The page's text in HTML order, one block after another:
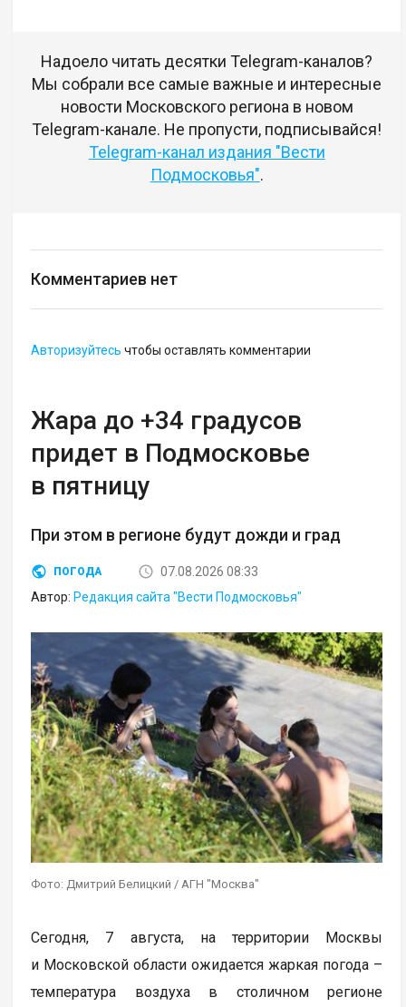
Надоело читать десятки Telegram-каналов?
Мы собрали все самые важные и интересные
новости Московского региона в новом
Telegram-канале. Не пропусти, подписывайся!
Telegram-канал издания "Вести
Подмосковья".
Комментариев нет
Авторизуйтесь чтобы оставлять комментарии
Жара до +34 градусов
придет в Подмосковье
в пятницу
При этом в регионе будут дожди и град
ПОГОДА
07.08.2026 08:33
Автор: Редакция сайта "Вести Подмосковья"
Фото: Дмитрий Белицкий / АГН "Москва"
Сегодня, 7 августа, на территории Москвы
и Московской области ожидается жаркая погода –
температура воздуха в столичном регионе